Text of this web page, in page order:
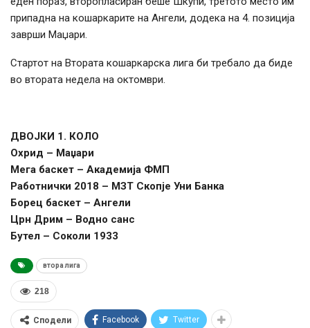
припадна на кошаркарите на Ангели, додека на 4. позиција
заврши Маџари.
Стартот на Втората кошаркарска лига би требало да биде
во втората недела на октомври.
ДВОЈКИ 1. КОЛО
Охрид – Маџари
Мега баскет – Академија ФМП
Работнички 2018 – МЗТ Скопје Уни Банка
Борец баскет – Ангели
Црн Дрим – Водно санс
Бутел – Соколи 1933
втора лига
218
Сподели Facebook Twitter